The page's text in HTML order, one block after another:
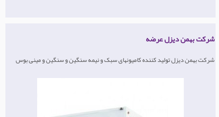
شرکت بهمن دیزل عرضه
شرکت بهمن دیزل تولید کننده کامیونهای سبک و نیمه سنگین و سنگین و مینی بوس